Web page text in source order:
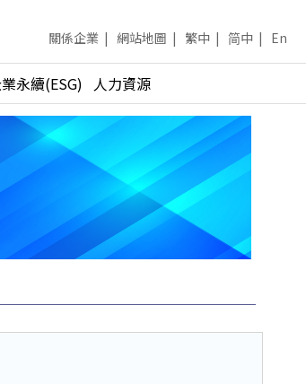
關係企業 | 網站地圖 | 繁中 | 简中 | En
永續(ESG) 人力資源